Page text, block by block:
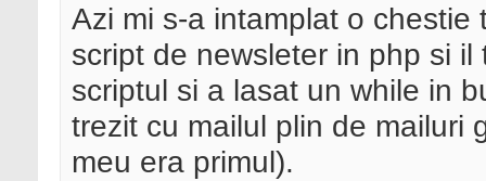
Azi mi s-a intamplat o
script de newsleter in php si
scriptul si a lasat un while in
trezit cu mailul plin de mailuri
meu era primul).